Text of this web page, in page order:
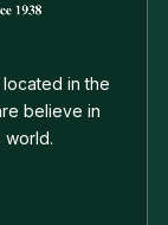
in the
believe in
world.